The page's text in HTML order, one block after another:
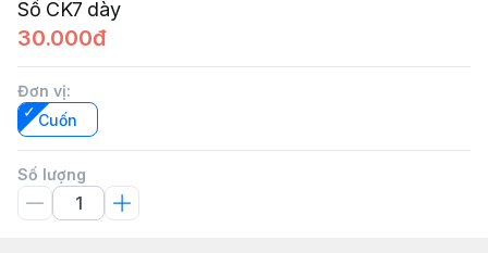
Sổ CK7 dày
30.000đ
Đơn vị:
Cuốn
Số lượng